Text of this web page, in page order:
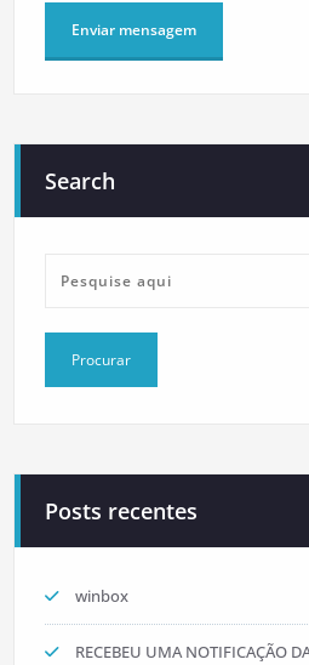
Search
Posts recentes
winbox
RECEBEU UMA NOTIFICAÇÃO